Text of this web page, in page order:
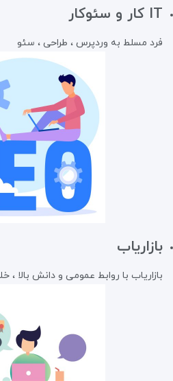
IT کار و سئوکار
فرد مسلط به وردپرس ، طراحی ، سئو
بازاریاب
بازاریاب با روابط عمومی و دانش بالا ،